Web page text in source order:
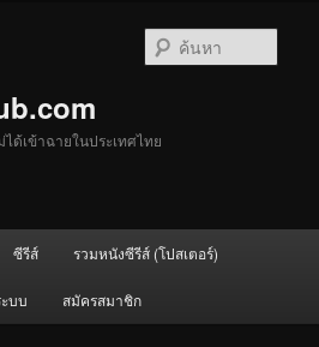
ด้เข้าฉายในประเทศไทย
ซีรีส์ รวมหนังซีรีส์ (โปสเตอร์)
บบ สมัครสมาชิก